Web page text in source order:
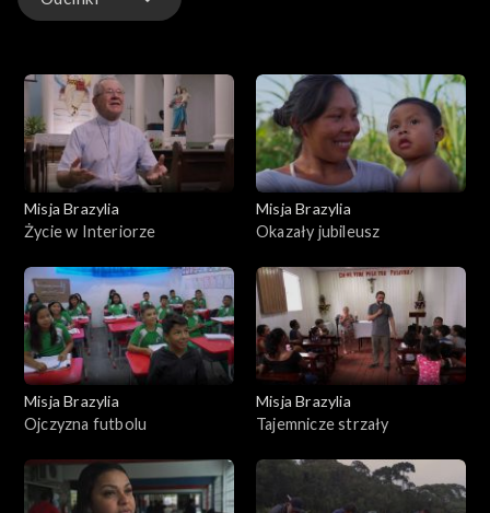
Misja Brazylia
Życie w Interiorze
Misja Brazylia
Okazały jubileusz
Misja Brazylia
Ojczyzna futbolu
Misja Brazylia
Tajemnicze strzały